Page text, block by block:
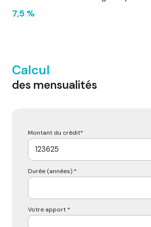
7,5 %
Calcul
des mensualités
Montant du crédit*
Durée (années) *
Votre apport *